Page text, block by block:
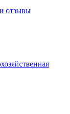
отзывы